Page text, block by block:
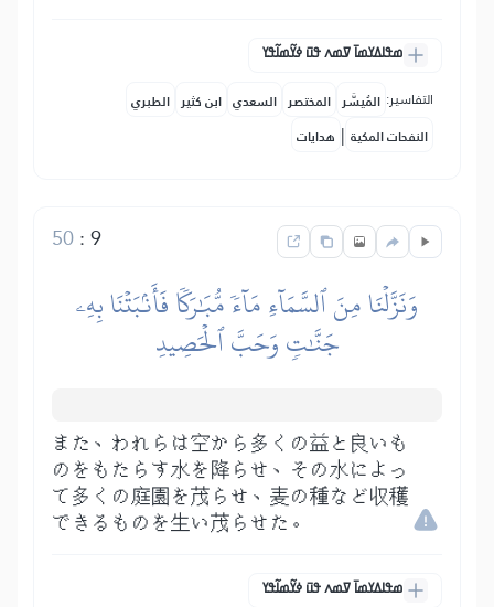
ߘߟߊߡߌߘߊ߫ ߜߘߍ ߟߎ߫ ߦߌ߬ߘߊ߬ߟߌ
التفاسير: المُيسَّر المختصر السعدي ابن كثير الطبري
النفحات المكية | هدايات
9
:
50
وَنَزَّلۡنَا مِنَ ٱلسَّمَآءِ مَآءٗ مُّبَٰرَكٗا فَأَنۢبَتۡنَا بِهِۦ
جَنَّٰتٖ وَحَبَّ ٱلۡحَصِيدِ
また、われらは空から多くの益と良いも
のをもたらす水を降らせ、その水によっ
て多くの庭園を茂らせ、麦の種など収穫
できるものを生い茂らせた。
ߘߟߊߡߌߘߊ߫ ߜߘߍ ߟߎ߫ ߦߌ߬ߘߊ߬ߟߌ